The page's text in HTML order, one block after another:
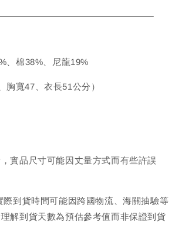
、棉38%、尼龍19%
胸寬47、衣長51公分）
實品尺寸可能因丈量方式而有些許誤
際到貨時間可能因跨國物流、海關抽驗等
解到貨天數為預估參考值而非保證到貨